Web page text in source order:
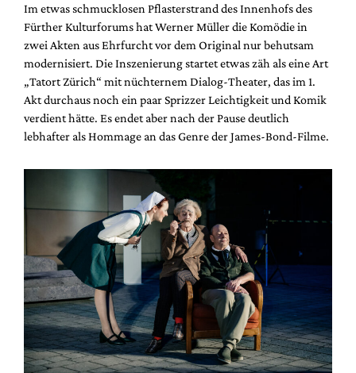
Im etwas schmucklosen Pflasterstrand des Innenhofs des
Fürther Kulturforums hat Werner Müller die Komödie in
zwei Akten aus Ehrfurcht vor dem Original nur behutsam
modernisiert. Die Inszenierung startet etwas zäh als eine Art
„Tatort Zürich“ mit nüchternem Dialog-Theater, das im 1.
Akt durchaus noch ein paar Sprizzer Leichtigkeit und Komik
verdient hätte. Es endet aber nach der Pause deutlich
lebhafter als Hommage an das Genre der James-Bond-Filme.